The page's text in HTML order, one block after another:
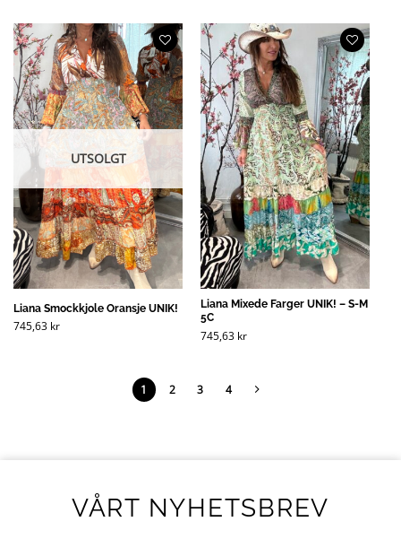
UTSOLGT
Liana Smockkjole Oransje UNIK!
745,63 kr
Liana Mixede Farger UNIK! – S-M
5C
745,63 kr
1 2 3 4
VÅRT NYHETSBREV